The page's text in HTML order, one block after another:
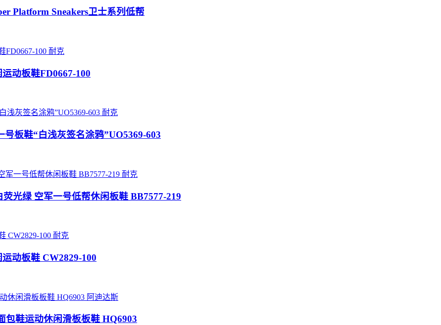
Platform Sneakers卫士系列低帮
耐克
动板鞋FD0667-100
耐克
板鞋“白浅灰签名涂鸦”UO5369-603
耐克
光绿 空军一号低帮休闲板鞋 BB7577-219
耐克
动板鞋 CW2829-100
阿迪达斯
包鞋运动休闲滑板板鞋 HQ6903